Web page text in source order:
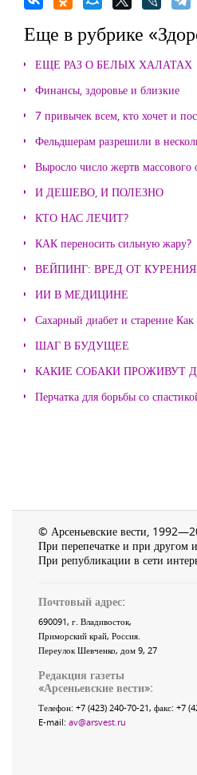
Еще в рубрике
ЕЩЕ РАЗ О БЕЛЫХ ХАЛАТАХ
Финансы, здоровье и близкие
7 привычек всем, кто хочет и
Фельдшерам разрешили в
Выросло число жертв массового
И ДЕШЕВО, И ПОЛЕЗНО
КТО НАС ЛЕЧИТ?
КАК переносить сильную жару?
ВЕЙПИНГ: ВРЕД ОТ
ИИ В МЕДИЦИНЕ
Сахарный диабет и старение
ШАГ В БУДУЩЕЕ
КАКИЕ СОБАКИ ПРОЖИВУТ
Перчатка для борьбы со
© Арсеньевские вести,
При перепечатке и при другом
При републикации в сети
Почтовый адрес:
690091, г. Владивосток,
Приморский край, Россия.
Переулок Шевченко, дом 9, 27
Редакция газеты
«Арсеньевские вести»:
Телефон: +7 (423) 240-70-21, факс: +7
E-mail: av@arsvest.ru